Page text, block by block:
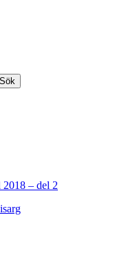
Sök
– del 2